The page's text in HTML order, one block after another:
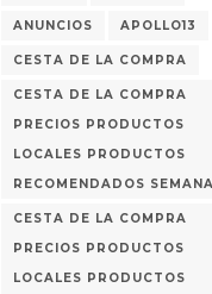
ANUNCIOS APOLLO13
CESTA DE LA COMPRA
CESTA DE LA COMPRA
PRECIOS PRODUCTOS
LOCALES PRODUCTOS
RECOMENDADOS
CESTA DE LA COMPRA
PRECIOS PRODUCTOS
LOCALES PRODUCTOS